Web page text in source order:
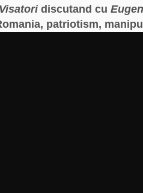
discutand cu
patriotism,